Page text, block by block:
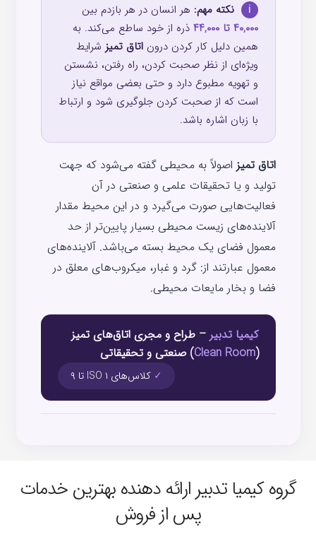
i نکته مهم: هر انسان در هر بازدم بین
۴۰,۰۰۰ تا ۴۴,۰۰۰
ذره از خود ساطع می‌کند. به
همین دلیل کار کردن دروناتاق تمیز شرایط
ویژه‌ای از نظر صحبت کردن، راه رفتن، نشستن
و تهویه مطبوع دارد و حتی بعضی مواقع نیاز
است که از صحبت کردن جلوگیری شود و ارتباط
با زبان اشاره باشد.
اتاق تمیز اصولاً به محیطی گفته می‌شود که جهت
تولید و یا تحقیقات علمی و صنعتی در آن
فعالیت‌هایی صورت می‌گیرد و در این محیط مقدار
آلاینده‌های زیست محیطی بسیار پایین‌تر از حد
معمول فضای یک محیط بسته می‌باشد. آلاینده‌های
معمول عبارتند از: گرد و غبار، میکروب‌های معلق در
فضا و بخار مایعات محیطی.
کیمیا تدبیر – طراح و مجری اتاق‌های تمیز
(
Clean Room) صنعتی و تحقیقاتی
✓ کلاس‌های ISO ۱ تا ۹
گروه کیمیا تدبیر ارائه دهنده بهترین خدمات
پس از فروش